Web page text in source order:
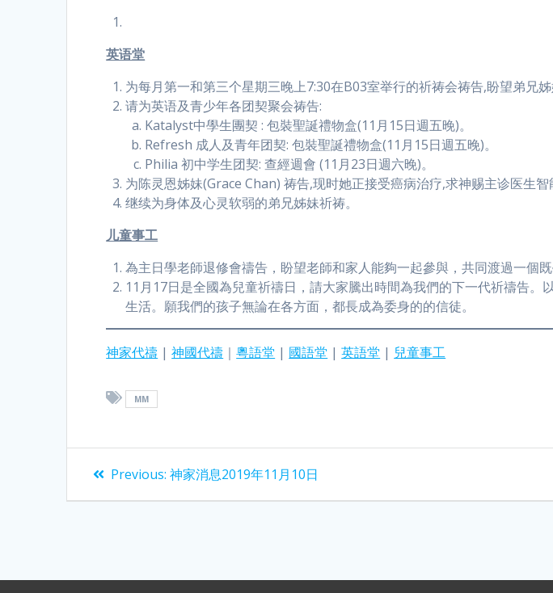
英语堂
为每月第一和第三个星期三晚上7:30在B03室举行的祈祷会祷告,盼望弟兄姊
请为英语及青少年各团契聚会祷告:
Katalyst中學生團契 : 包裝聖誕禮物盒(11月15日週五晚)。
Refresh 成人及青年团契: 包裝聖誕禮物盒(11月15日週五晚)。
Philia 初中学生团契: 查經週會 (11月23日週六晚)。
为陈灵恩姊妹(Grace Chan) 祷告,现时她正接受癌病治疗,求神赐主诊医生智
继续为身体及心灵软弱的弟兄姊妹祈祷。
儿童事工
為主日學老師退修會禱告，盼望老師和家人能夠一起參與，共同渡過一個既
11月17日是全國為兒童祈禱日，請大家騰出時間為我們的下一代祈禱告
生活。願我們的孩子無論在各方面，都長成為委身的的信徒。
神家代禱 |神國代禱 ｜粵語堂 | 國語堂 |英語堂 | 兒童事工
MM
Previous: 神家消息2019年11月10日